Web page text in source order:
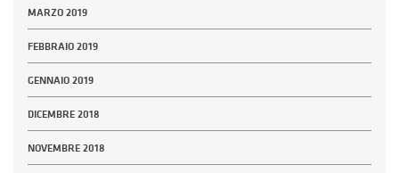
MARZO 2019
FEBBRAIO 2019
GENNAIO 2019
DICEMBRE 2018
NOVEMBRE 2018